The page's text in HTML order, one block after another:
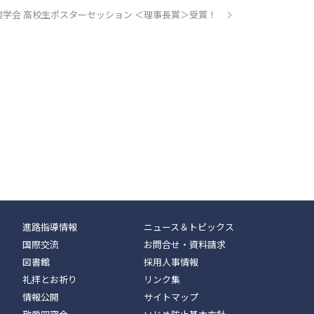
会 高校生ポスターセッション ＜理事長賞＞受賞！
進路指導情報
国際交流
図書館
礼拝とお祈り
情報公開
ニュース＆トピックス
お問合せ・資料請求
採用人事情報
リンク集
サイトマップ